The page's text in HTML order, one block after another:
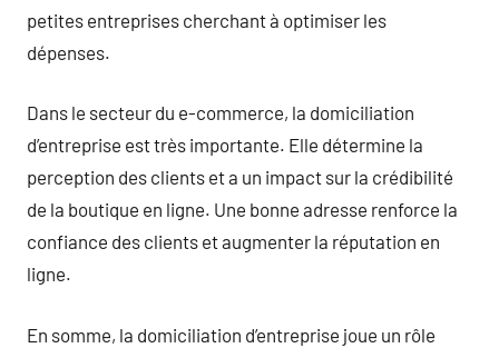
petites entreprises cherchant à optimiser les
dépenses.
Dans le secteur du e-commerce, la domiciliation
d’entreprise est très importante. Elle détermine la
perception des clients et a un impact sur la crédibilité
de la boutique en ligne. Une bonne adresse renforce la
confiance des clients et augmenter la réputation en
ligne.
En somme, la domiciliation d’entreprise joue un rôle